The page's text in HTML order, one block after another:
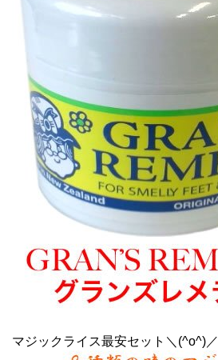
マジックライス最安セット＼(^o^)／